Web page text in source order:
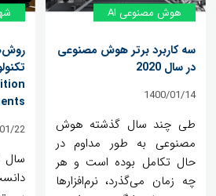
هوش مصنوعی AI
سه کاربرد برتر هوش مصنوعی
در سال 2020
1400/01/14
طی چند سال گذشته هوش
مصنوعی به طور مداوم در
حال تکامل بوده است و هر
چه زمان می‌گذرد، نرم‌افزارها
22